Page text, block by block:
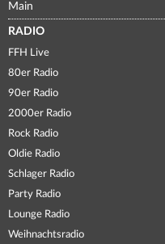
Main
RADIO
FFH Live
80er Radio
90er Radio
2000er Radio
Rock Radio
Oldie Radio
Schlager Radio
Party Radio
Lounge Radio
Weihnachtsradio